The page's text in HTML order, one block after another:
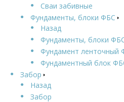
Сваи забивные
Фундаменты, блоки ФБС
Назад
Фундаменты, блоки
Фундамент ленточный
Фундаментный блок
Забор
Назад
Забор